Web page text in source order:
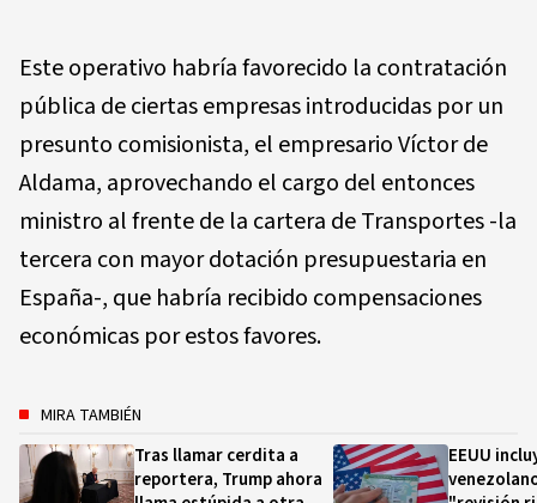
Este operativo habría favorecido la contratación
pública de ciertas empresas introducidas por un
presunto comisionista, el empresario Víctor de
Aldama, aprovechando el cargo del entonces
ministro al frente de la cartera de Transportes -la
tercera con mayor dotación presupuestaria en
España-, que habría recibido compensaciones
económicas por estos favores.
MIRA TAMBIÉN
Tras llamar cerdita a
reportera, Trump ahora
EEUU